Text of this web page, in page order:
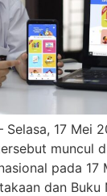
Selasa, 17 Mei
muncul
pada 17
dan Buku